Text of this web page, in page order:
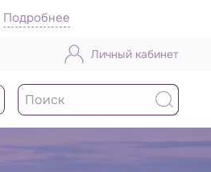
Подробнее
Личный кабинет